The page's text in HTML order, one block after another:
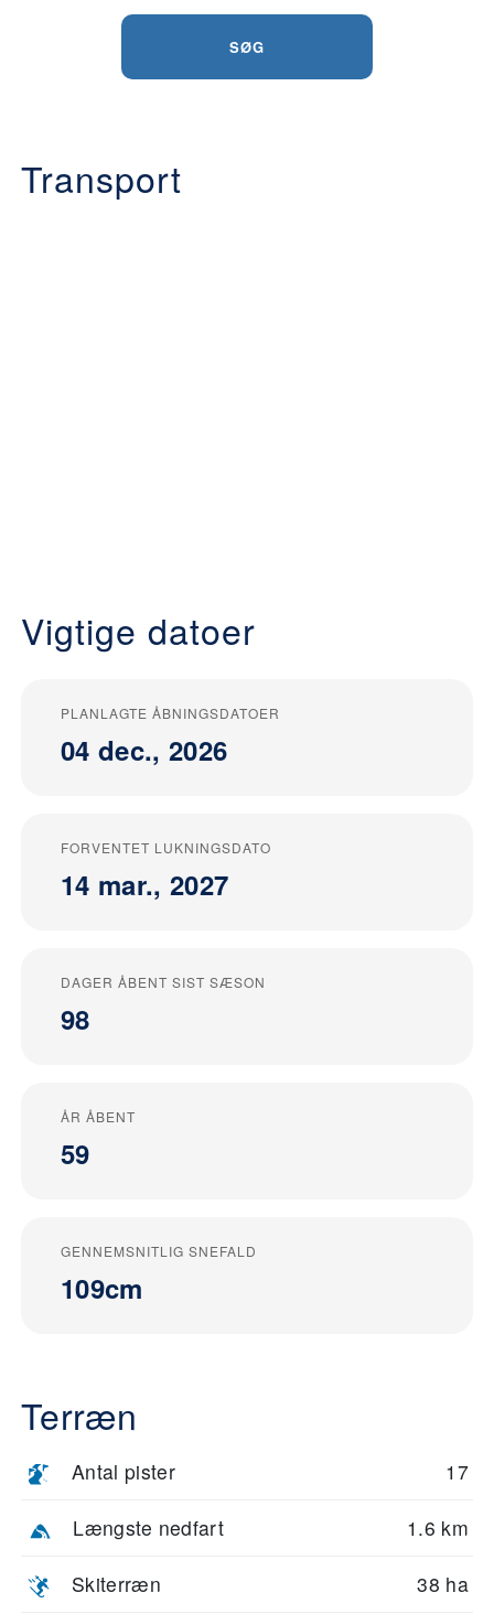
SØG
Transport
Vigtige datoer
PLANLAGTE ÅBNINGSDATOER
04 dec., 2026
FORVENTET LUKNINGSDATO
14 mar., 2027
DAGER ÅBENT SIST SÆSON
98
ÅR ÅBENT
59
GENNEMSNITLIG SNEFALD
109cm
Terræn
Antal pister 17
Længste nedfart 1.6 km
Skiterræn 38 ha